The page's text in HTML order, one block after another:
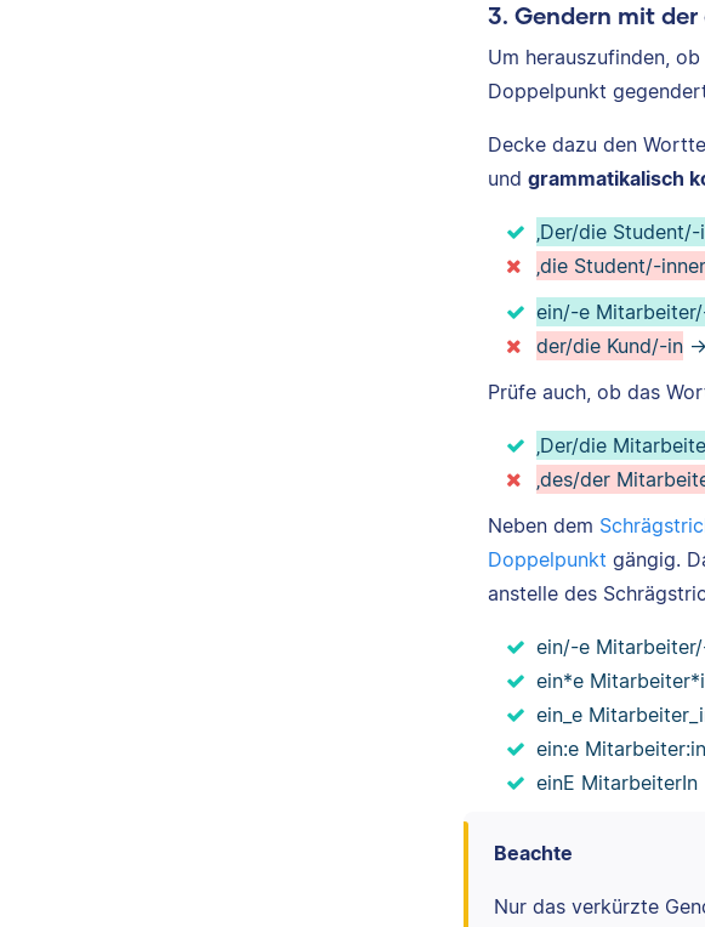
3. Gendern mit
Um herauszufinden,
Doppelpunkt
Decke dazu den
und grammatikalisch
‚Der/die Student/-
‚die Student/-
ein/-e
der/die Kund/-in
Prüfe auch, ob das
‚Der/die
‚des/der
Neben dem
Doppelpunkt gängig.
anstelle des
ein/-e
ein*e
ein_e
ein:e Mitarbeiter:in
einE MitarbeiterIn
Beachte
Nur das verkürzte